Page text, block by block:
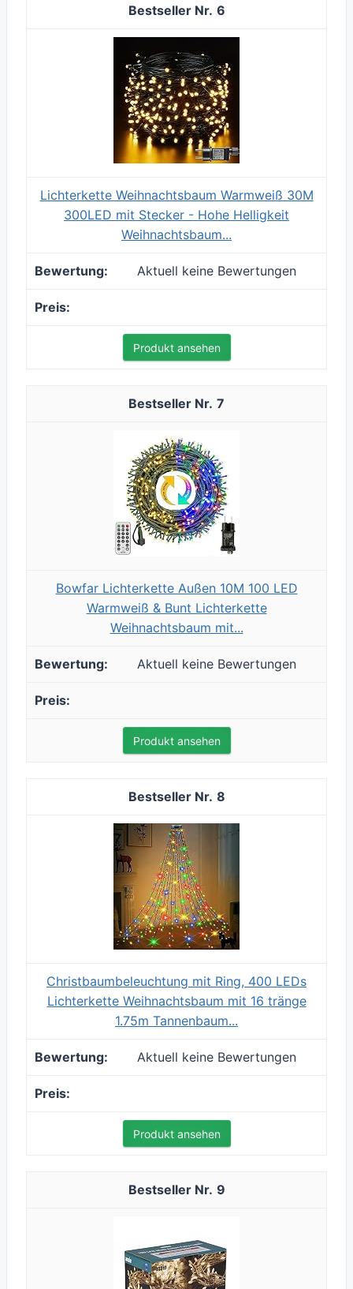
6
Lichterkette Weihnachtsbaum Warmweiß 30M
300LED mit Stecker - Hohe Helligkeit
Weihnachtsbaum...
Aktuell keine Bewertungen
Produkt ansehen
7
Bowfar Lichterkette Außen 10M 100 LED
Warmweiß & Bunt Lichterkette
Weihnachtsbaum mit...
Aktuell keine Bewertungen
Produkt ansehen
8
Christbaumbeleuchtung mit Ring, 400 LEDs
Lichterkette Weihnachtsbaum mit 16 tränge
1.75m Tannenbaum...
Aktuell keine Bewertungen
Produkt ansehen
9